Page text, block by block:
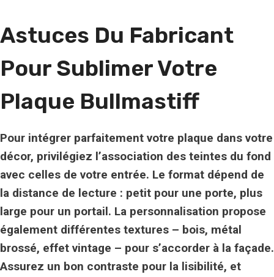
Astuces Du Fabricant
Pour Sublimer Votre
Plaque Bullmastiff
Pour intégrer parfaitement votre plaque dans votre
décor, privilégiez l’association des teintes du fond
avec celles de votre entrée. Le format dépend de
la distance de lecture : petit pour une porte, plus
large pour un portail. La personnalisation propose
également différentes textures – bois, métal
brossé, effet vintage – pour s’accorder à la façade.
Assurez un bon contraste pour la lisibilité, et